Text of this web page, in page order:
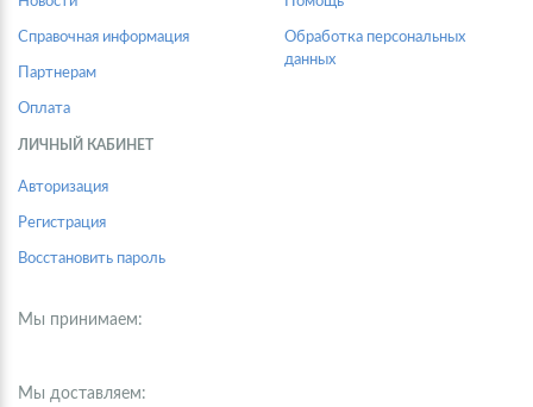
Справочная информация
Партнерам
Оплата
Обработка персональных
данных
ЛИЧНЫЙ КАБИНЕТ
Авторизация
Регистрация
Восстановить пароль
Мы принимаем:
Мы доставляем: